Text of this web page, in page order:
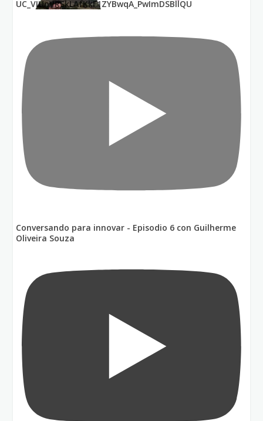
UC_VIUnVRSkLAfKkF1ZYBwqA_PwImDSBllQU
Conversando para innovar - Episodio 6 con Guilherme
Oliveira Souza